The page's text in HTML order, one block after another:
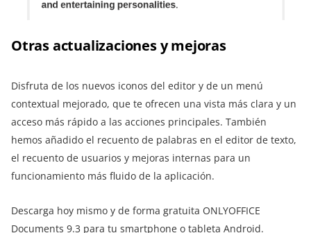
Otras actualizaciones y mejoras
Disfruta de los nuevos iconos del editor y de un menú
contextual mejorado, que te ofrecen una vista más clara y un
acceso más rápido a las acciones principales. También
hemos añadido el recuento de palabras en el editor de texto,
el recuento de usuarios y mejoras internas para un
funcionamiento más fluido de la aplicación.
Descarga hoy mismo y de forma gratuita ONLYOFFICE
Documents 9.3 para tu smartphone o tableta Android.